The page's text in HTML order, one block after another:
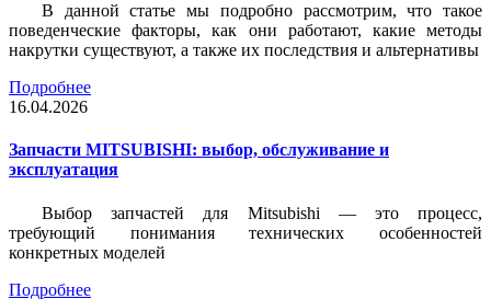
В данной статье мы подробно рассмотрим, что такое
поведенческие факторы, как они работают, какие методы
накрутки существуют, а также их последствия и альтернативы
Подробнее
16.04.2026
Запчасти MITSUBISHI: выбор, обслуживание и
эксплуатация
Выбор запчастей для Mitsubishi — это процесс,
требующий понимания технических особенностей
конкретных моделей
Подробнее